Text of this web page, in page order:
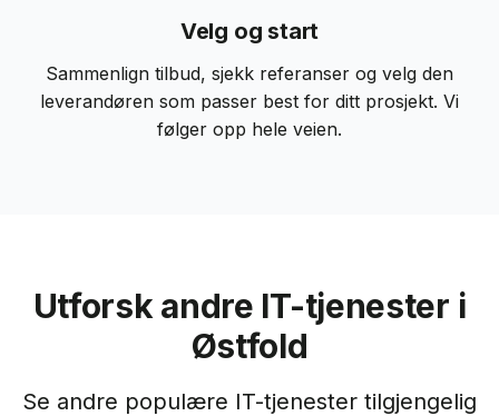
Velg og start
Sammenlign tilbud, sjekk referanser og velg den
leverandøren som passer best for ditt prosjekt. Vi
følger opp hele veien.
Utforsk andre IT-tjenester i
Østfold
Se andre populære IT-tjenester tilgjengelig